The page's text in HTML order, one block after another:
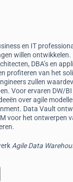
en IT
willen
DBA’s en
profiteren van het
zullen
Voor ervaren DW/
over agile
Data Vault
voor het ontwerpen
Agile Data